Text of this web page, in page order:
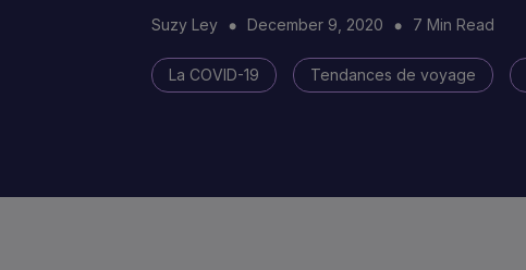
Suzy Ley December 9, 2020 7 Min Read
La COVID-19 Tendances de voyage